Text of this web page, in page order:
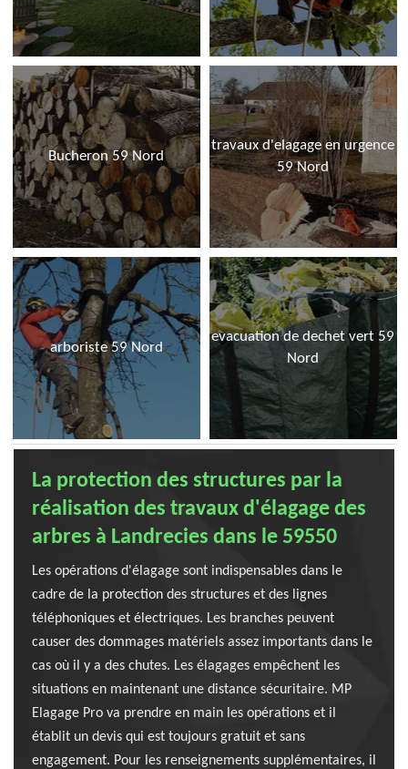
Bucheron 59 Nord
travaux d'elagage en urgence
59 Nord
arboriste 59 Nord
evacuation de dechet vert 59
Nord
La protection des structures par la
réalisation des travaux d'élagage des
arbres à Landrecies dans le 59550
Les opérations d'élagage sont indispensables dans le
cadre de la protection des structures et des lignes
téléphoniques et électriques. Les branches peuvent
causer des dommages matériels assez importants dans le
cas où il y a des chutes. Les élagages empêchent les
situations en maintenant une distance sécuritaire. MP
Elagage Pro va prendre en main les opérations et il
établit un devis qui est toujours gratuit et sans
engagement. Pour les renseignements supplémentaires, il